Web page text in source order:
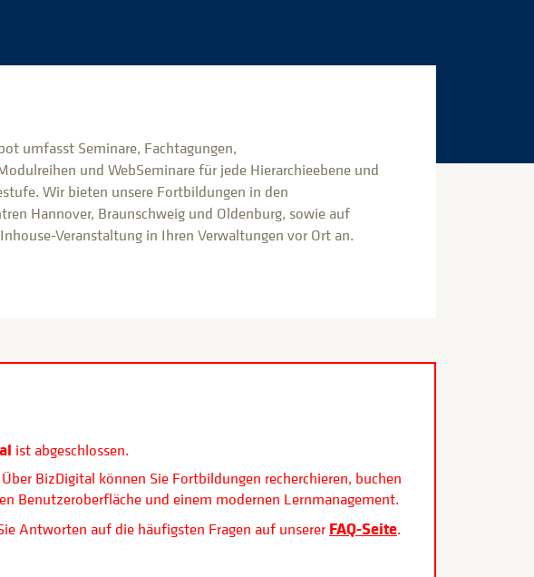
umfasst Seminare, Fachtagungen,
und WebSeminare für jede Hierarchieebene und
Wir bieten unsere Fortbildungen in den
Hannover, Braunschweig und Oldenburg, sowie auf
Veranstaltung in Ihren Verwaltungen vor Ort an.
ist abgeschlossen.
BizDigital können Sie Fortbildungen recherchieren, buchen
Benutzeroberfläche und einem modernen Lernmanagement.
Antworten auf die häufigsten Fragen auf unserer FAQ-Seite.